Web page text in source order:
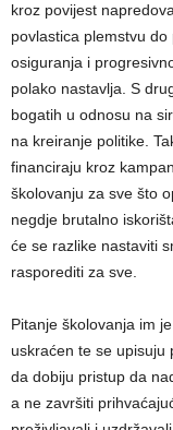
kroz povijest
povlastica plemstvu
osiguranja i
polako nastavlja. S
bogatih u odnosu na
na kreiranje politike.
financiraju kroz
školovanju za sve što
negdje brutalno
će se razlike nastaviti
rasporediti za sve.
Pitanje školovanja im
uskraćen te se upisuju
da dobiju pristup da
a ne završiti